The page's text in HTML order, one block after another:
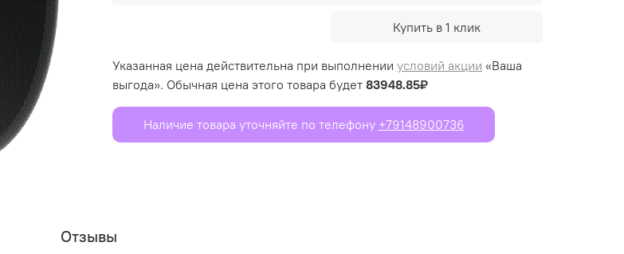
Купить в 1 клик
Указанная цена действительна при выполнении условий акции «Ваша
выгода». Обычная цена этого товара будет 83948.85₽
Наличие товара уточняйте по телефону +79148900736
Отзывы